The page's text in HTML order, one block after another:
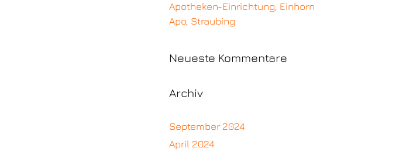
Apotheken-Einrichtung, Einhorn
Apo, Straubing
Neueste Kommentare
Archiv
September 2024
April 2024